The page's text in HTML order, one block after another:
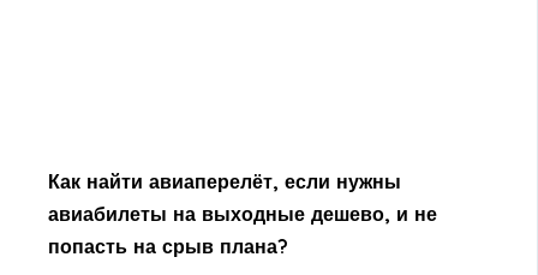
Как найти авиаперелёт, если нужны
авиабилеты на выходные дешево, и не
попасть на срыв плана?